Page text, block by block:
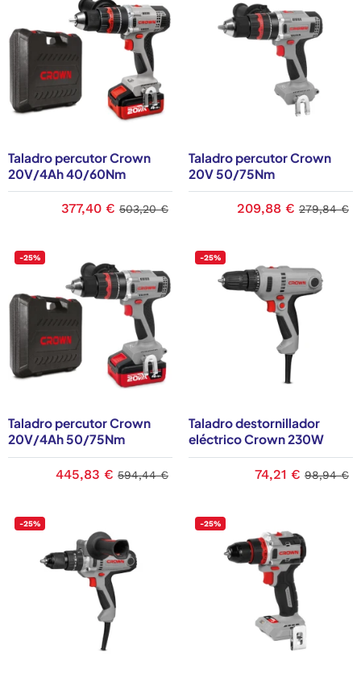
Taladro percutor Crown
20V/4Ah 40/60Nm
377,40 € 503,20 €
Taladro percutor Crown
20V 50/75Nm
209,88 € 279,84 €
-25%
Taladro percutor Crown
20V/4Ah 50/75Nm
445,83 € 594,44 €
-25%
Taladro destornillador
eléctrico Crown 230W
74,21 € 98,94 €
-25% -25%